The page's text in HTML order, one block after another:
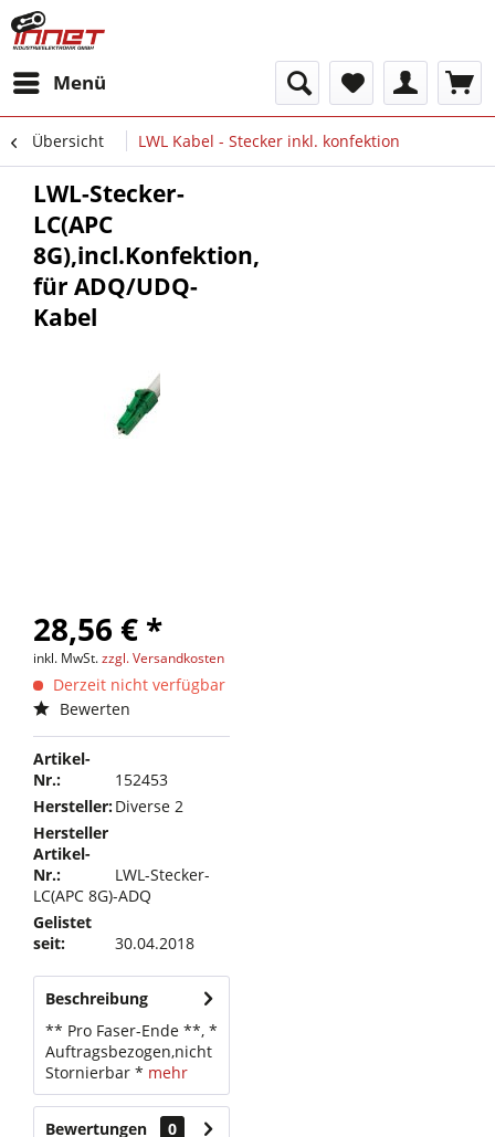
Menü
Übersicht LWL Kabel - Stecker inkl. konfektion
LWL-Stecker-
LC(APC
8G),incl.Konfektion,
für ADQ/UDQ-
Kabel
28,56 € *
inkl. MwSt.zzgl. Versandkosten
Derzeit nicht verfügbar
Bewerten
Artikel-
Nr.:
152453
Hersteller:Diverse 2
Hersteller
Artikel-
Nr.:
LWL-Stecker-
LC(APC 8G)-ADQ
Gelistet
seit:
30.04.2018
Beschreibung
** Pro Faser-Ende **, *
Auftragsbezogen,nicht
Stornierbar * mehr
Bewertungen
0